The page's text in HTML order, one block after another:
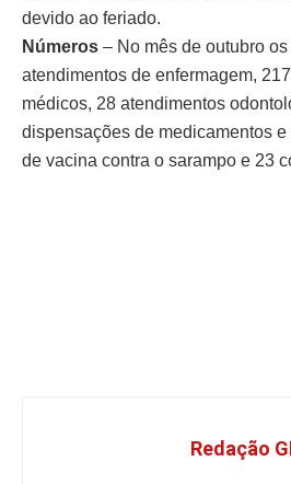
devido ao feriado.
Números – No mês de outubro
atendimentos de enfermagem,
médicos, 28 atendimentos
dispensações de medicamentos
de vacina contra o sarampo e 23
Redação